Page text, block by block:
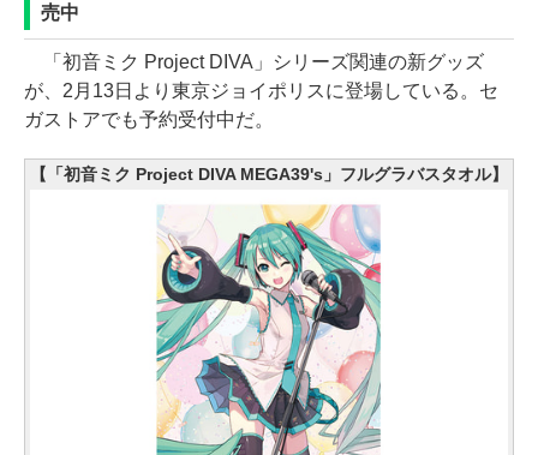
売中
「初音ミク Project DIVA」シリーズ関連の新グッズ
が、2月13日より東京ジョイポリスに登場している。セ
ガストアでも予約受付中だ。
【「初音ミク Project DIVA MEGA39's」フルグラバスタオル】